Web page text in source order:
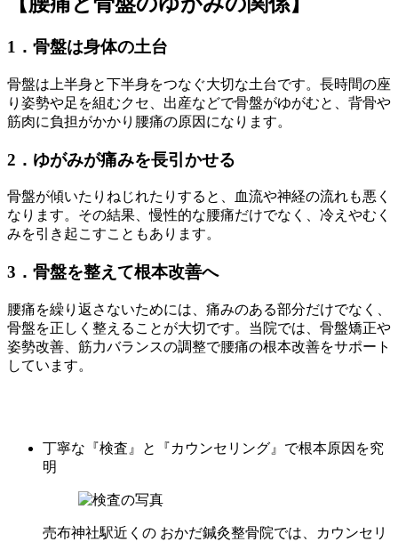
1．骨盤は身体の土台
骨盤は上半身と下半身をつなぐ大切な土台です。長時間の座
り姿勢や足を組むクセ、出産などで骨盤がゆがむと、背骨や
筋肉に負担がかかり腰痛の原因になります。
2．ゆがみが痛みを長引かせる
骨盤が傾いたりねじれたりすると、血流や神経の流れも悪く
なります。その結果、慢性的な腰痛だけでなく、冷えやむく
みを引き起こすこともあります。
3．骨盤を整えて根本改善へ
腰痛を繰り返さないためには、痛みのある部分だけでなく、
骨盤を正しく整えることが大切です。当院では、骨盤矯正や
姿勢改善、筋力バランスの調整で腰痛の根本改善をサポート
しています。
丁寧な『検査』と『カウンセリング』で根本原因を究
明
売布神社駅近くの おかだ鍼灸整骨院では、カウンセリ